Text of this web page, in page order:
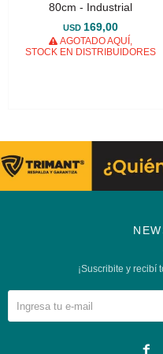
80cm - Industrial
USD 169,00
AGOTADO AQUÍ,
STOCK EN DISTRIBUIDORES
¡Suscribite y recibí
